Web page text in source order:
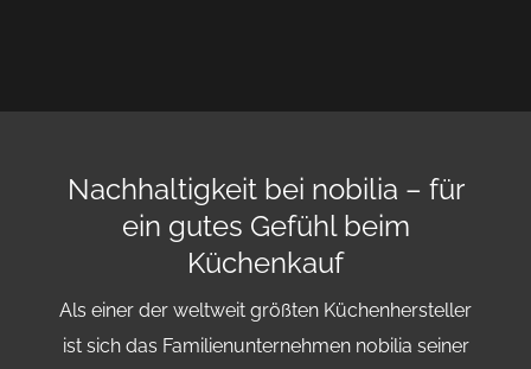
Nachhaltigkeit bei nobilia – für
ein gutes Gefühl beim
Küchenkauf
Als einer der weltweit größten Küchenhersteller
ist sich das Familienunternehmen nobilia seiner